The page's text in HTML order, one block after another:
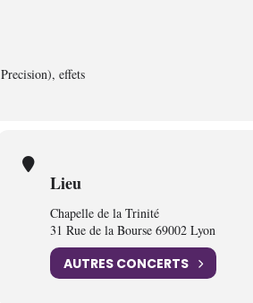
effets
Lieu
Chapelle de la Trinité
31 Rue de la Bourse 69002 Lyon
AUTRES CONCERTS